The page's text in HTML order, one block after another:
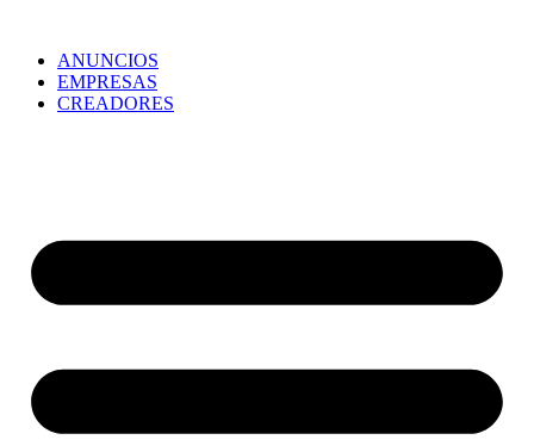
ANUNCIOS
EMPRESAS
CREADORES